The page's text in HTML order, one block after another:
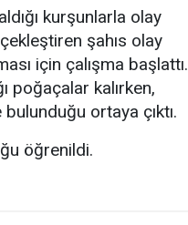
kurşunlarla olay
şahıs olay
için çalışma başlattı.
poğaçalar kalırken,
ortaya çıktı.
öğrenildi.